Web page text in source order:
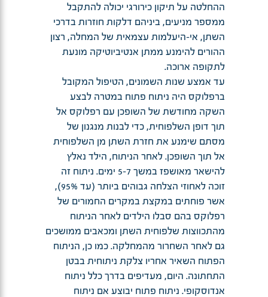
ההחלטה על תיקון כירורגי יכולה להתקבל
ממספר מניעים, ביניהם דלקות חוזרות בדרכי
השתן, אי-היעלמות עצמאית של המחלה, רצון
ההורים להימנע ממתן אנטיביוטיקה מונעת
לתקופה ארוכה.
עד אמצע שנות השמונים, הטיפול המקובל
ברפלוקס היה ניתוח פתוח במטרה לבצע
השקה מחודשת של השופכן עם רפלוקס אל
תוך דופן השלפוחית, כדי לבנות מנגנון של
מסתם שימנע את חזרת השתן מן השלפוחית
אל תוך השופכן. לאחר הניתוח, הילד נאלץ
להישאר מאושפז במשך 5-7 ימים. ניתוח זה
זוכה לאחוזי הצלחה גבוהים ביותר (עד 95%),
אשר פוחתים במקצת במקרים החמורים של
רפלוקס בהם סבלו הילדים לאחר הניתוח
מהתכווצות שלפוחית השתן ומכאבים ממושכים
גם לאחר השחרור מהמחלקה. כמו כן, הניתוח
הפתוח השאיר אחריו צלקת ניתוחית בבטן
התחתונה. היום, מעדיפים בדרך כלל ניתוח
אנדוסקופי. ניתוח פתוח יבוצע אם ניתוח